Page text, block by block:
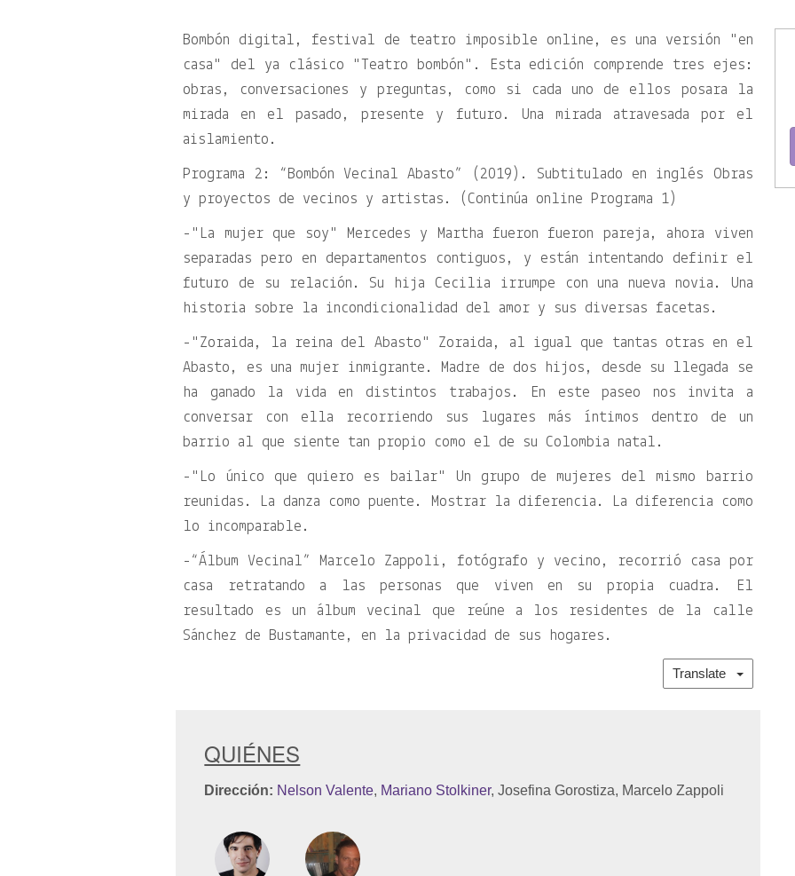
Bombón digital, festival de teatro imposible online, es una versión
en
casa
del ya clásico Teatro bombón
. Esta edición comprende tres ejes:
obras, conversaciones y preguntas, como si cada uno de ellos posara la
mirada en el pasado, presente y futuro. Una mirada atravesada por el
aislamiento.
Programa 2: “Bombón Vecinal Abasto” (2019). Subtitulado en inglés Obras
y proyectos de vecinos y artistas. (Continúa online Programa 1)
- La mujer que soy
Mercedes y Martha fueron fueron pareja, ahora viven
separadas pero en departamentos contiguos, y están intentando definir el
futuro de su relación. Su hija Cecilia irrumpe con una nueva novia. Una
historia sobre la incondicionalidad del amor y sus diversas facetas.
- Zoraida, la reina del Abasto
Zoraida, al igual que tantas otras en el
Abasto, es una mujer inmigrante. Madre de dos hijos, desde su llegada se
ha ganado la vida en distintos trabajos. En este paseo nos invita a
conversar con ella recorriendo sus lugares más íntimos dentro de un
barrio al que siente tan propio como el de su Colombia natal.
- Lo único que quiero es bailar
Un grupo de mujeres del mismo barrio
reunidas. La danza como puente. Mostrar la diferencia. La diferencia como
lo incomparable.
-“Álbum Vecinal” Marcelo Zappoli, fotógrafo y vecino, recorrió casa por
casa retratando a las personas que viven en su propia cuadra. El
resultado es un álbum vecinal que reúne a los residentes de la calle
Sánchez de Bustamante, en la privacidad de sus hogares.
Translate
QUIÉNES
Dirección: Nelson Valente, Mariano Stolkiner, Josefina Gorostiza, Marcelo Zappoli